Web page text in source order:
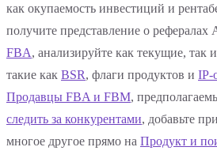
как окупаемость инвестиций и
получите представление о рефералах
FBA, анализируйте как текущие, так
такие как BSR, флаги продуктов и IP-
Продавцы FBA и FBM,
следить за конкурентами, добавьте
многое другое прямо на Продукт и